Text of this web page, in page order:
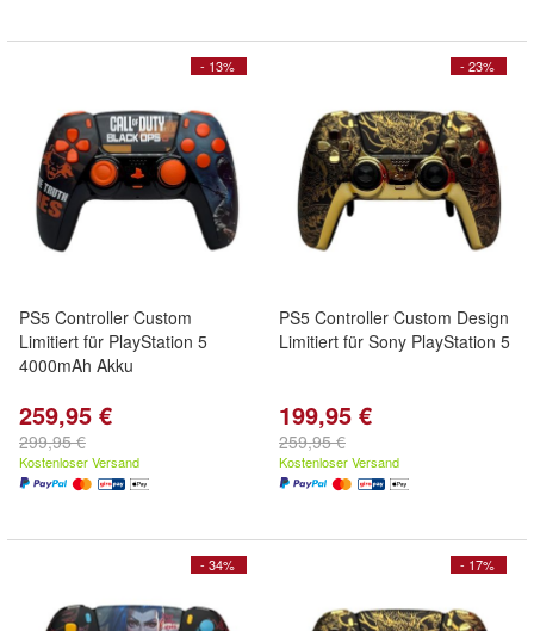
- 13%
PS5 Controller Custom
Limitiert für PlayStation 5
4000mAh Akku
259,95 €
299,95 €
Kostenloser Versand
- 23%
PS5 Controller Custom Design
Limitiert für Sony PlayStation 5
199,95 €
259,95 €
Kostenloser Versand
- 34% - 17%